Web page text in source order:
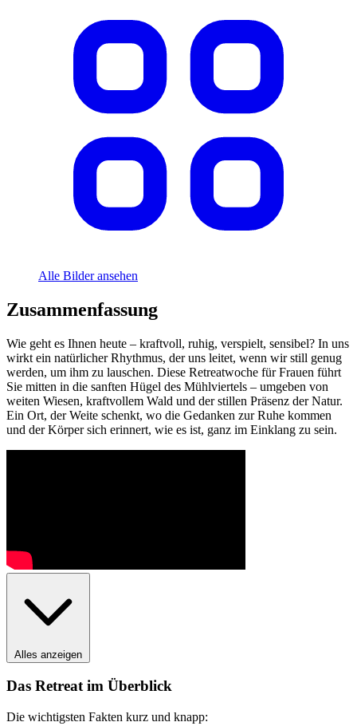
Alle Bilder ansehen
Zusammenfassung
Wie geht es Ihnen heute – kraftvoll, ruhig, verspielt, sensibel? In uns
wirkt ein natürlicher Rhythmus, der uns leitet, wenn wir still genug
werden, um ihm zu lauschen. Diese Retreatwoche für Frauen führt
Sie mitten in die sanften Hügel des Mühlviertels – umgeben von
weiten Wiesen, kraftvollem Wald und der stillen Präsenz der Natur.
Ein Ort, der Weite schenkt, wo die Gedanken zur Ruhe kommen
und der Körper sich erinnert, wie es ist, ganz im Einklang zu sein.
Alles anzeigen
Das Retreat im Überblick
Die wichtigsten Fakten kurz und knapp: